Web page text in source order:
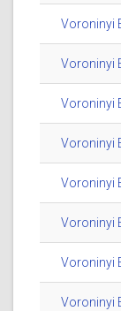
Voroninyi
Voroninyi
Voroninyi
Voroninyi
Voroninyi
Voroninyi
Voroninyi
Voroninyi